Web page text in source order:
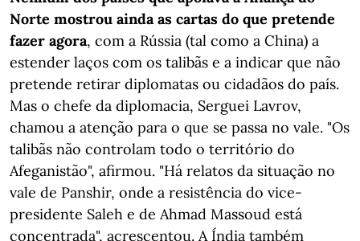
Norte mostrou ainda as cartas do que pretende
fazer agora, com a Rússia (tal como a China) a
estender laços com os talibãs e a indicar que não
pretende retirar diplomatas ou cidadãos do país.
Mas o chefe da diplomacia, Serguei Lavrov,
chamou a atenção para o que se passa no vale. "Os
talibãs não controlam todo o território do
Afeganistão", afirmou. "Há relatos da situação no
vale de Panshir, onde a resistência do vice-
presidente Saleh e de Ahmad Massoud está
concentrada", acrescentou. A Índia também